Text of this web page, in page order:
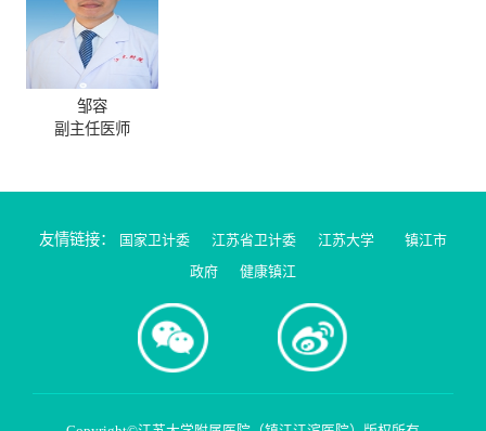
邹容
副主任医师
友情链接： 国家卫计委 江苏省卫计委 江苏大学
镇江市
政府
健康镇江